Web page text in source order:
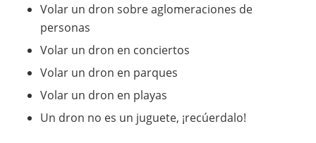
Volar un dron sobre aglomeraciones de
personas
Volar un dron en conciertos
Volar un dron en parques
Volar un dron en playas
Un dron no es un juguete, ¡recúerdalo!